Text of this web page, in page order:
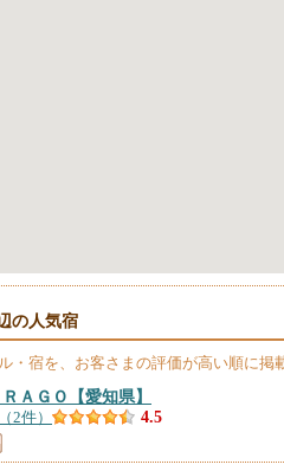
の人気宿
・宿を、お客さまの評価が高い順に掲
ＡＧＯ 【愛知県】
2件） 4.5